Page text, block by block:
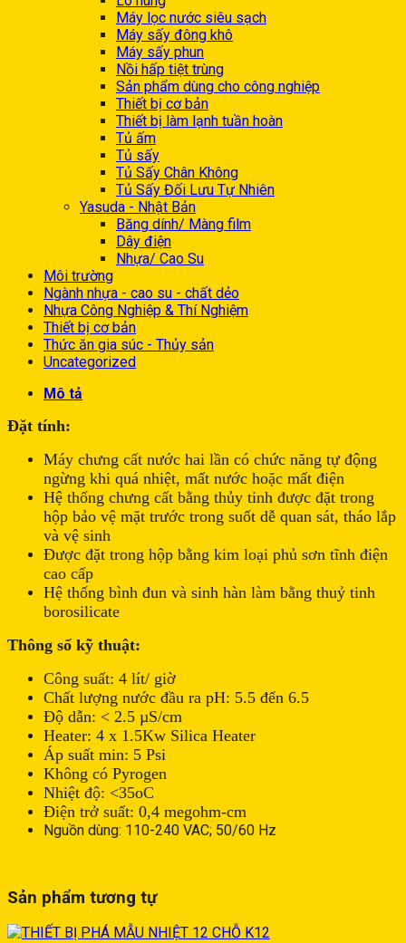
Máy lọc nước siêu sạch
Máy sấy đông khô
Máy sấy phun
Nồi hấp tiệt trùng
Sản phẩm dùng cho công nghiệp
Thiết bị cơ bản
Thiết bị làm lạnh tuần hoàn
Tủ ấm
Tủ sấy
Tủ Sấy Chân Không
Tủ Sấy Đối Lưu Tự Nhiên
Yasuda - Nhật Bản
Băng dính/ Màng film
Dây điện
Nhựa/ Cao Su
Môi trường
Ngành nhựa - cao su - chất dẻo
Nhựa Công Nghiệp & Thí Nghiệm
Thiết bị cơ bản
Thức ăn gia súc - Thủy sản
Uncategorized
Mô tả
Đặt tính:
Máy chưng cất nước hai lần có chức năng tự động
ngừng khi quá nhiệt, mất nước hoặc mất điện
Hệ thống chưng cất bằng thủy tinh được đặt trong
hộp bảo vệ mặt trước trong suốt dễ quan sát, tháo lắp
và vệ sinh
Được đặt trong hộp bằng kim loại phủ sơn tĩnh điện
cao cấp
Hệ thống bình đun và sinh hàn làm bằng thuỷ tinh
borosilicate
Thông số kỹ thuật:
Công suất: 4 lít/ giờ
Chất lượng nước đầu ra pH: 5.5 đến 6.5
Độ dẫn: < 2.5 µS/cm
Heater: 4 x 1.5Kw Silica Heater
Áp suất min: 5 Psi
Không có Pyrogen
Nhiệt độ: <35oC
Điện trở suất: 0,4 megohm-cm
Nguồn dùng: 110-240 VAC; 50/60 Hz
Sản phẩm tương tự